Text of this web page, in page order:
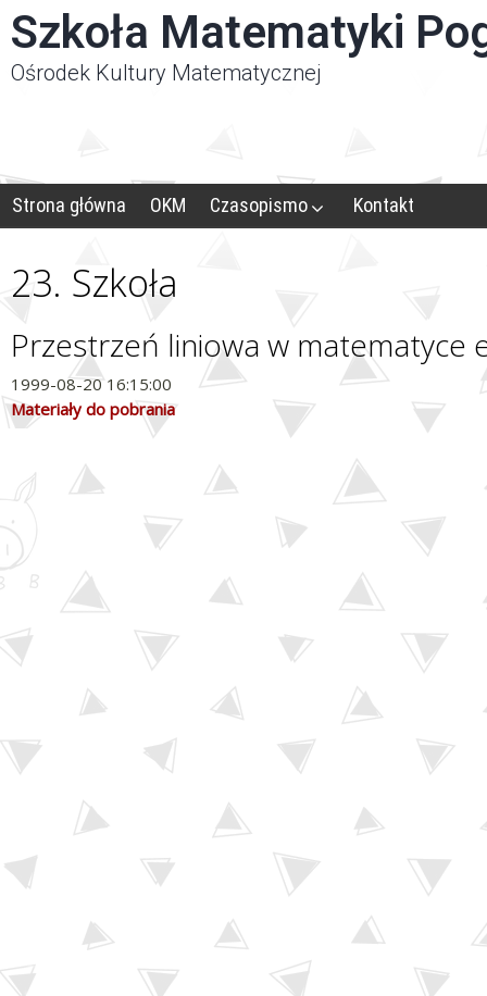
Szkoła Matematyki
Ośrodek Kultury Matematycznej
Strona główna OKM Czasopismo Kontakt
23. Szkoła
Przestrzeń liniowa w matematyce
1999-08-20 16:15:00
Materiały do pobrania